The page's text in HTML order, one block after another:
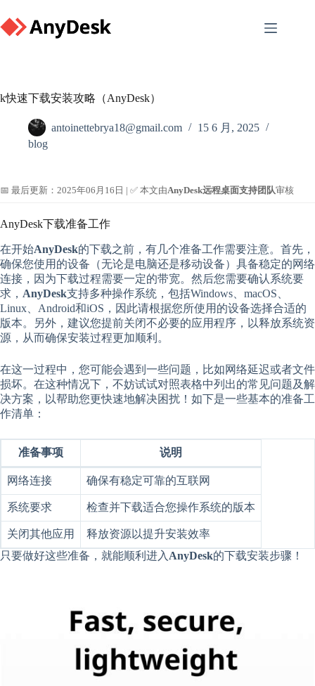
to
content
k快速下载安装攻略（AnyDesk）
antoinettebrya18@gmail.com
15 6 月, 2025
blog
📅 最后更新：2025年06月16日 | ✅ 本文由AnyDesk远程桌面支持团队审核
AnyDesk下载准备工作
在开始AnyDesk的下载之前，有几个准备工作需要注意。首先，
确保您使用的设备（无论是电脑还是移动设备）具备稳定的网络
连接，因为下载过程需要一定的带宽。然后您需要确认系统要
求， AnyDesk支持多种操作系统，包括Windows、macOS、
Linux、Android和iOS，因此请根据您所使用的设备选择合适的
版本。另外，建议您提前关闭不必要的应用程序，以释放系统资
源，从而确保安装过程更加顺利。
在这一过程中，您可能会遇到一些问题，比如网络延迟或者文件
损坏。在这种情况下，不妨试试对照表格中列出的常见问题及解
决方案，以帮助您更快速地解决困扰！如下是一些基本的准备工
作清单：
准备事项 说明
网络连接 确保有稳定可靠的互联网
系统要求 检查并下载适合您操作系统的版本
关闭其他应用
释放资源以提升安装效率
只要做好这些准备，就能顺利进入 AnyDesk的下载安装步骤！